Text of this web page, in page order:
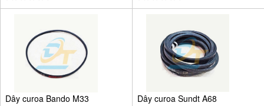
Dây curoa Bando M33
Dây curoa Sundt A68